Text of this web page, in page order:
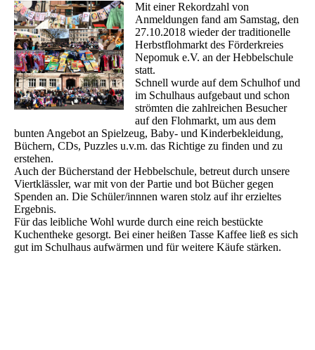
Mit einer Rekordzahl von
Anmeldungen fand am Samstag, den
27.10.2018 wieder der traditionelle
Herbstflohmarkt des Förderkreies
Nepomuk e.V. an der Hebbelschule
statt.
Schnell wurde auf dem Schulhof und
im Schulhaus aufgebaut und schon
strömten die zahlreichen Besucher
auf den Flohmarkt, um aus dem
bunten Angebot an Spielzeug, Baby- und Kinderbekleidung,
Büchern, CDs, Puzzles u.v.m. das Richtige zu finden und zu
erstehen.
Auch der Bücherstand der Hebbelschule, betreut durch unsere
Viertklässler, war mit von der Partie und bot Bücher gegen
Spenden an. Die Schüler/innnen waren stolz auf ihr erzieltes
Ergebnis.
Für das leibliche Wohl wurde durch eine reich bestückte
Kuchentheke gesorgt. Bei einer heißen Tasse Kaffee ließ es sich
gut im Schulhaus aufwärmen und für weitere Käufe stärken.